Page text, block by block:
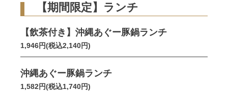
【期間限定】ランチ
【飲茶付き】沖縄あぐー豚鍋ランチ
1,946円(税込2,140円)
沖縄あぐー豚鍋ランチ
1,582円(税込1,740円)